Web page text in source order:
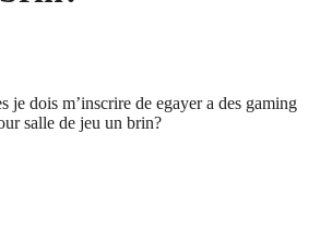
je dois m’inscrire de egayer a des gaming
salle de jeu un brin?